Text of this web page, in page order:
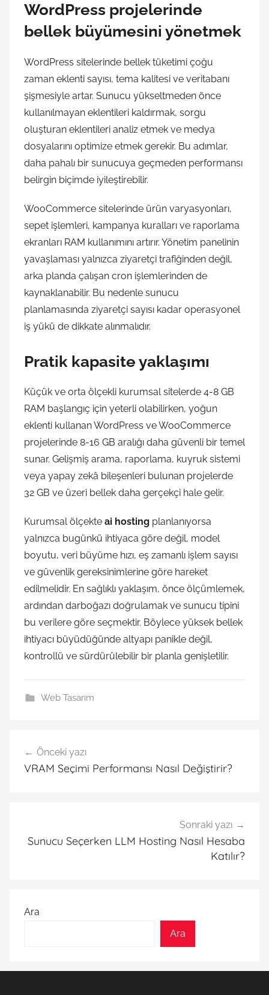
WordPress projelerinde
bellek büyümesini yönetmek
WordPress sitelerinde bellek tüketimi çoğu
zaman eklenti sayısı, tema kalitesi ve veritabanı
şişmesiyle artar. Sunucu yükseltmeden önce
kullanılmayan eklentileri kaldırmak, sorgu
oluşturan eklentileri analiz etmek ve medya
dosyalarını optimize etmek gerekir. Bu adımlar,
daha pahalı bir sunucuya geçmeden performansı
belirgin biçimde iyileştirebilir.
WooCommerce sitelerinde ürün varyasyonları,
sepet işlemleri, kampanya kuralları ve raporlama
ekranları RAM kullanımını artırır. Yönetim panelinin
yavaşlaması yalnızca ziyaretçi trafiğinden değil,
arka planda çalışan cron işlemlerinden de
kaynaklanabilir. Bu nedenle sunucu
planlamasında ziyaretçi sayısı kadar operasyonel
iş yükü de dikkate alınmalıdır.
Pratik kapasite yaklaşımı
Küçük ve orta ölçekli kurumsal sitelerde 4-8 GB
RAM başlangıç için yeterli olabilirken, yoğun
eklenti kullanan WordPress ve WooCommerce
projelerinde 8-16 GB aralığı daha güvenli bir temel
sunar. Gelişmiş arama, raporlama, kuyruk sistemi
veya yapay zekâ bileşenleri bulunan projelerde
32 GB ve üzeri bellek daha gerçekçi hale gelir.
Kurumsal ölçekte ai hosting planlanıyorsa
yalnızca bugünkü ihtiyaca göre değil, model
boyutu, veri büyüme hızı, eş zamanlı işlem sayısı
ve güvenlik gereksinimlerine göre hareket
edilmelidir. En sağlıklı yaklaşım, önce ölçümlemek,
ardından darboğazı doğrulamak ve sunucu tipini
bu verilere göre seçmektir. Böylece yüksek bellek
ihtiyacı büyüdüğünde altyapı panikle değil,
kontrollü ve sürdürülebilir bir planla genişletilir.
Web Tasarım
gezinmesi
Önceki yazı
VRAM Seçimi Performansı Nasıl Değiştirir?
Sonraki yazı
Sunucu Seçerken LLM Hosting Nasıl Hesaba
Katılır?
Ara
Ara